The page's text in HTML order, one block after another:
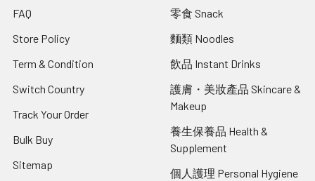
FAQ
Store Policy
Term & Condition
Switch Country
Track Your Order
Bulk Buy
Sitemap
零食 Snack
麵類 Noodles
飲品 Instant Drinks
護膚・美妝產品 Skincare &
Makeup
養生保養品 Health &
Supplement
個人護理 Personal Hygiene